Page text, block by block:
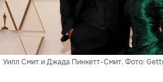
Уилл Смит и Джада Пинкетт-Смит. Фото: